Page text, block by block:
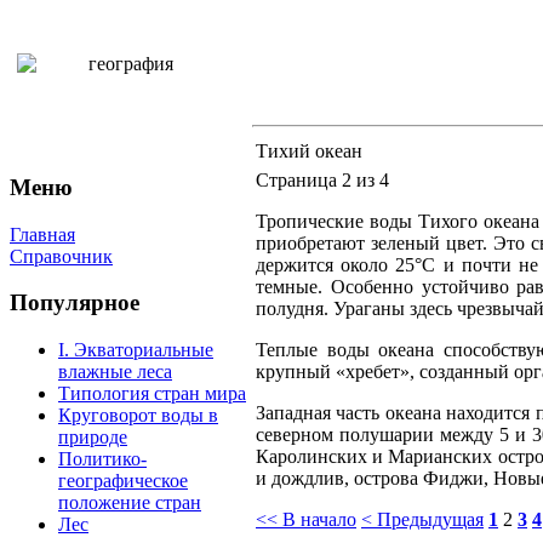
Меню
Главная
Справочник
Популярное
I. Экваториальные
влажные леса
Типология стран мира
Круговорот воды в
природе
Политико-
географическое
положение стран
Лес
Тихий океан
Страница 2 из 4
Тропические воды Тихого
приобретают зеленый цвет. Это
держится около 25°С и почти
темные. Особенно устойчиво
полудня. Ураганы здесь
Теплые воды океана
крупный «хребет», созданный
Западная часть океана
северном полушарии между 5 и
Каролинских и Марианских
и дождлив, острова Фиджи,
<< В начало < Предыдущая 1 2 3 4